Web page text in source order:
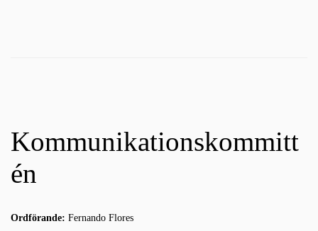
Kommunikationskommitt
én
Ordförande: Fernando Flores